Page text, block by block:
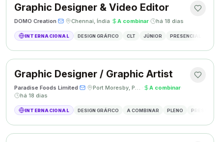
Graphic Designer & Video Editor
DOMO Creation· · Chennai, Índia· A combinar· há 18 dias
INTERNACIONAL DESIGN GRÁFICO CLT JÚNIOR PRESENCIAL
Graphic Designer / Graphic Artist
Paradise Foods Limited· · Port Moresby, Papua Nova Guiné · A combinar·
há 18 dias
INTERNACIONAL DESIGN GRÁFICO A COMBINAR PLENO